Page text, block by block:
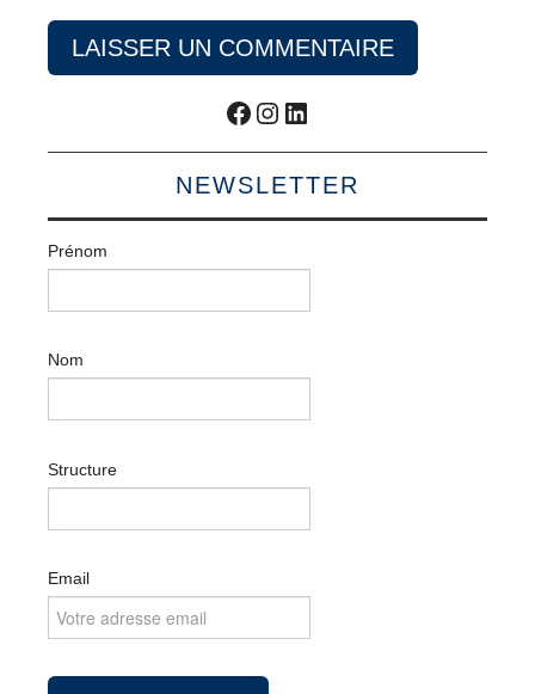
Facebook
Instagram
LinkedIn
NEWSLETTER
Prénom
Nom
Structure
Email